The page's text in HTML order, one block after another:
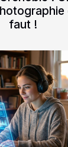
faut !